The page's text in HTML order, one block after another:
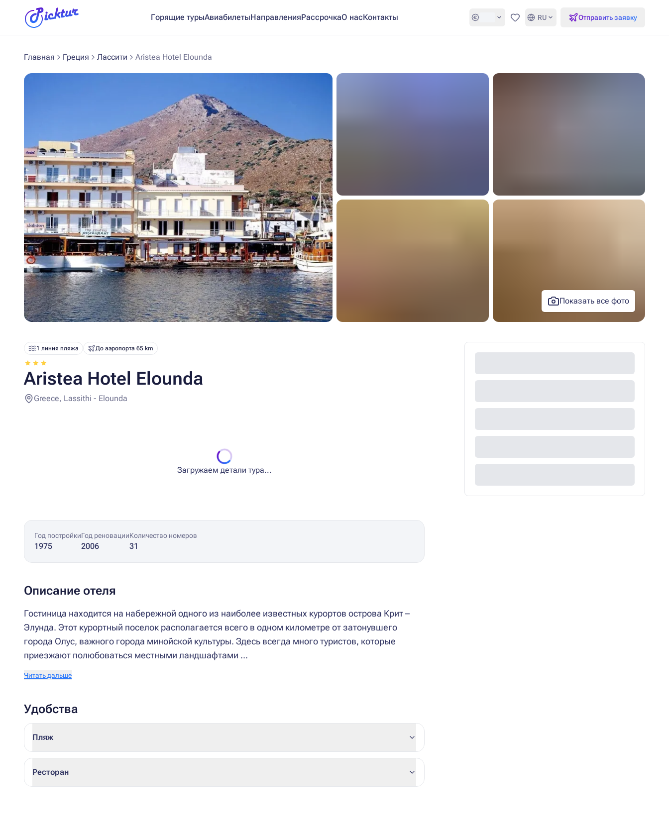
Горящие турыАвиабилетыНаправленияРассрочкаО насКонтакты Избранное
RU Отправить заявку
Главная Греция Лассити Aristea Hotel Elounda
Показать все фото
1 линия пляжа До аэропорта 65 km
Aristea Hotel Elounda
Greece, Lassithi - Elounda
Загружаем детали тура...
Год постройки
1975
Год реновации
2006
Количество номеров
31
Описание отеля
Гостиница находится на набережной одного из наиболее известных курортов острова Крит –
Элунда. Этот курортный поселок располагается всего в одном километре от затонувшего
города Олус, важного города минойской культуры. Здесь всегда много туристов, которые
приезжают полюбоваться местными ландшафтами ...
Читать дальше
Удобства
Пляж
Ресторан